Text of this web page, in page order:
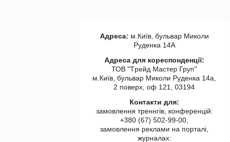
Адреса: м.Київ, бульвар Миколи
Руденка 14А
Адреса для кореспонденції:
ТОВ "Tрейд Мастер Груп"
м.Київ, бульвар Миколи Руденка 14а,
2 поверх, оф 121, 03194
Контакти для:
замовлення треннгів, конференцій:
+380 (67) 502-99-00,
замовлення реклами на порталі,
журналах: